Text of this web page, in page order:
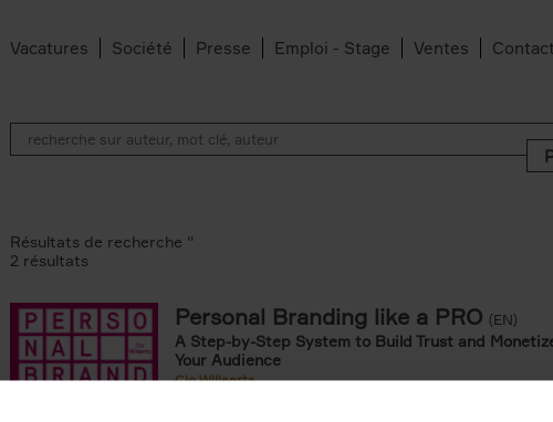
Vacatures Société Presse Emploi - Stage Ventes Contact
Résultats de recherche ''
2 résultats
Personal Branding like a PRO (EN)
A Step-by-Step System to Build Trust and
Your Audience
Clo Willaerts